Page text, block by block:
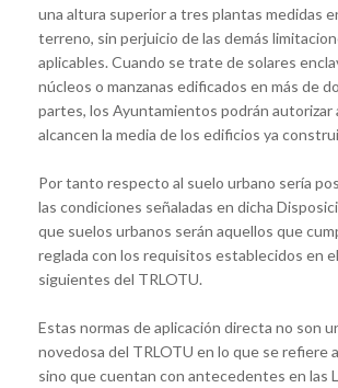
una altura superior a tres plantas medidas
terreno, sin perjuicio de las demás
aplicables. Cuando se trate de solares
núcleos o manzanas edificados en más de
partes, los Ayuntamientos podrán autorizar
alcancen la media de los edificios ya
Por tanto respecto al suelo urbano sería
las condiciones señaladas en dicha
que suelos urbanos serán aquellos que
reglada con los requisitos establecidos en
siguientes del TRLOTU.
Estas normas de aplicación directa no son
novedosa del TRLOTU en lo que se refiere
sino que cuentan con antecedentes en las